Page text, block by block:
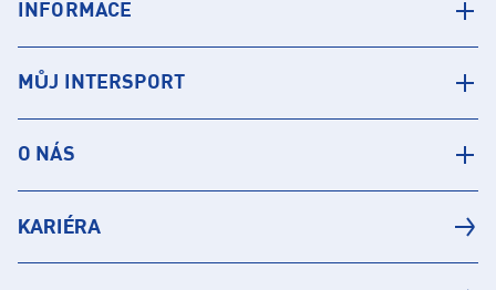
INFORMACE
MŮJ INTERSPORT
O NÁS
KARIÉRA